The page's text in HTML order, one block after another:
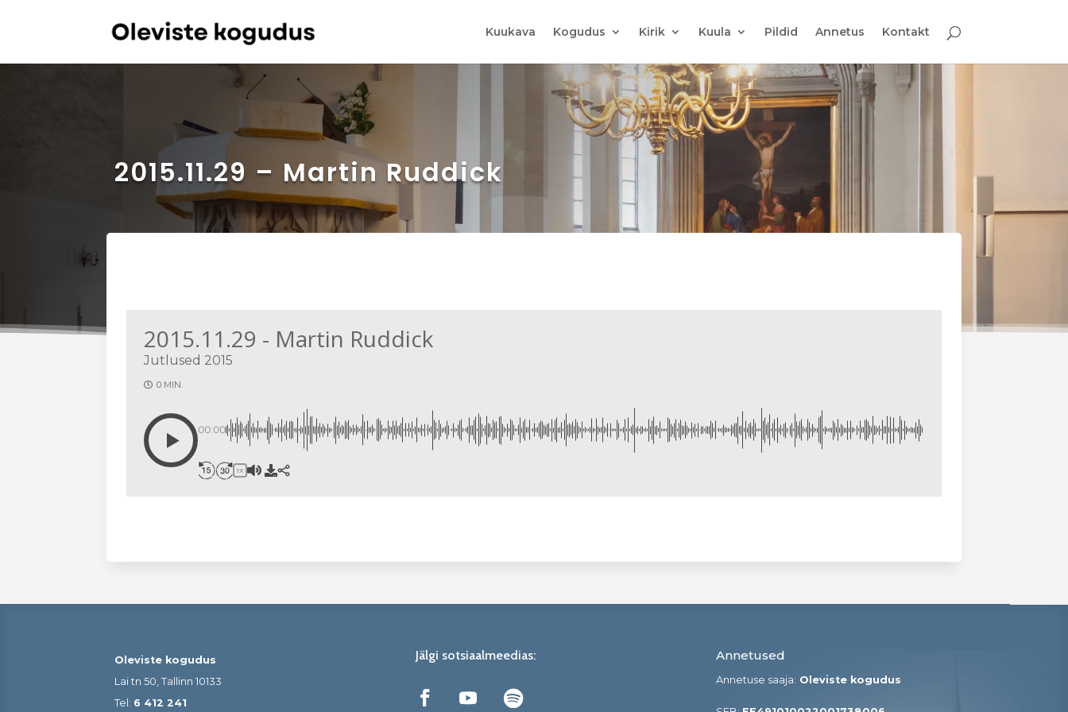
Kuukava Kogudus Kirik Kuula Pildid Annetus Kontakt
2015.11.29 – Martin Ruddick
2015.11.29 - Martin Ruddick
Jutlused 2015
0 MIN.
00:00
1X
Oleviste kogudus
Lai tn 50, Tallinn 10133
Tel: 6 412 241
Jälgi sotsiaalmeedias: Annetused
Annetuse saaja: Oleviste kogudus